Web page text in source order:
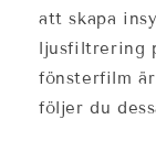
att skapa
ljusfiltrering
fönsterfilm
följer du